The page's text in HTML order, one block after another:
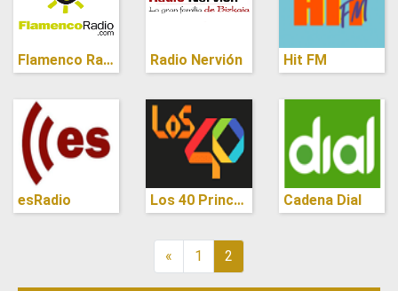
Flamenco Radio Radio Nervión Hit FM
esRadio Los 40 Principales Cadena Dial
« 1 2